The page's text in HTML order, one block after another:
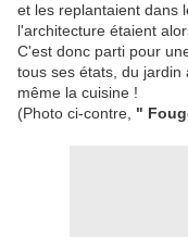
et les replantaient dans
l'architecture étaient
C'est donc parti pour
tous ses états, du
même la cuisine !
(Photo ci-contre, "